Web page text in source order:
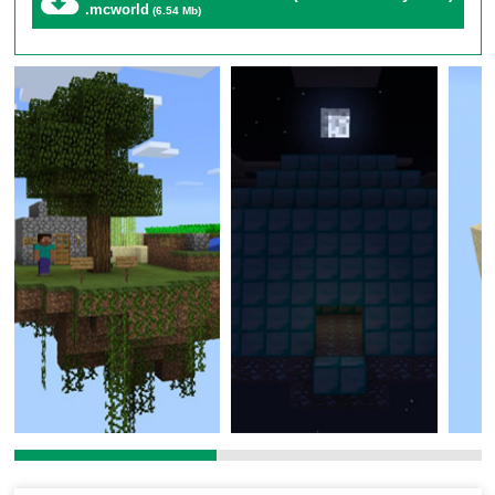
Ваша задача — разрушать его, чтобы получать
случайные ресурсы, расширять свой остров и
проходить 13 уровней сложности. Эта
детализированная сборка, над которой автор
трудился6 месяцев
, — идеальный способ испытать
свои навыки в обновленной версии игры.
Что такое карта One Block?
Суть уникального геймплея
Классическая концепция «Один блок»
получила
новое дыхание в версии дляMinecraft 1.21+. Вместо
.mcworld (6.54 Mb)